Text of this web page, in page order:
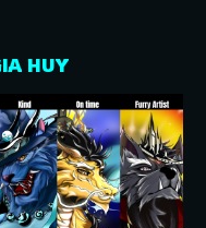
HUY